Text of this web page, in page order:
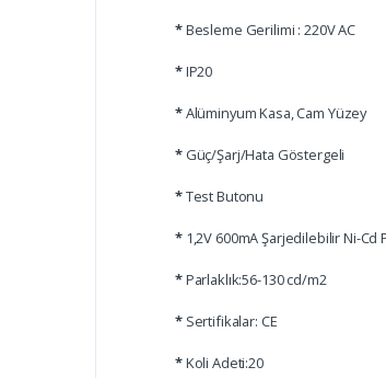
*Besleme Gerilimi : 220V AC
*IP20
*Alüminyum Kasa, Cam Yüzey
*Güç/Şarj/Hata Göstergeli
*Test Butonu
*1,2V 600mA Şarjedilebilir Ni-Cd
*Parlaklık:56-130 cd/m2
*Sertifikalar: CE
*Koli Adeti:20